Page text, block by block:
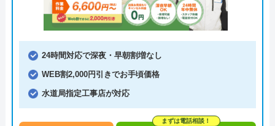
24時間対応で深夜・早朝割増なし
WEB割2,000円引きでお手頃価格
水道局指定工事店が対応
まずは電話相談！